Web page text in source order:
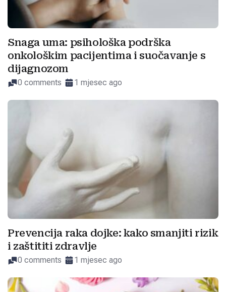
Snaga uma: psihološka podrška
onkološkim pacijentima i suočavanje s
dijagnozom
0 comments 1 mjesec ago
Prevencija raka dojke: kako smanjiti rizik
i zaštititi zdravlje
0 comments 1 mjesec ago